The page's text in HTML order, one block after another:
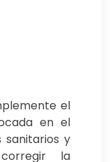
el
en el
sanitarios y
la